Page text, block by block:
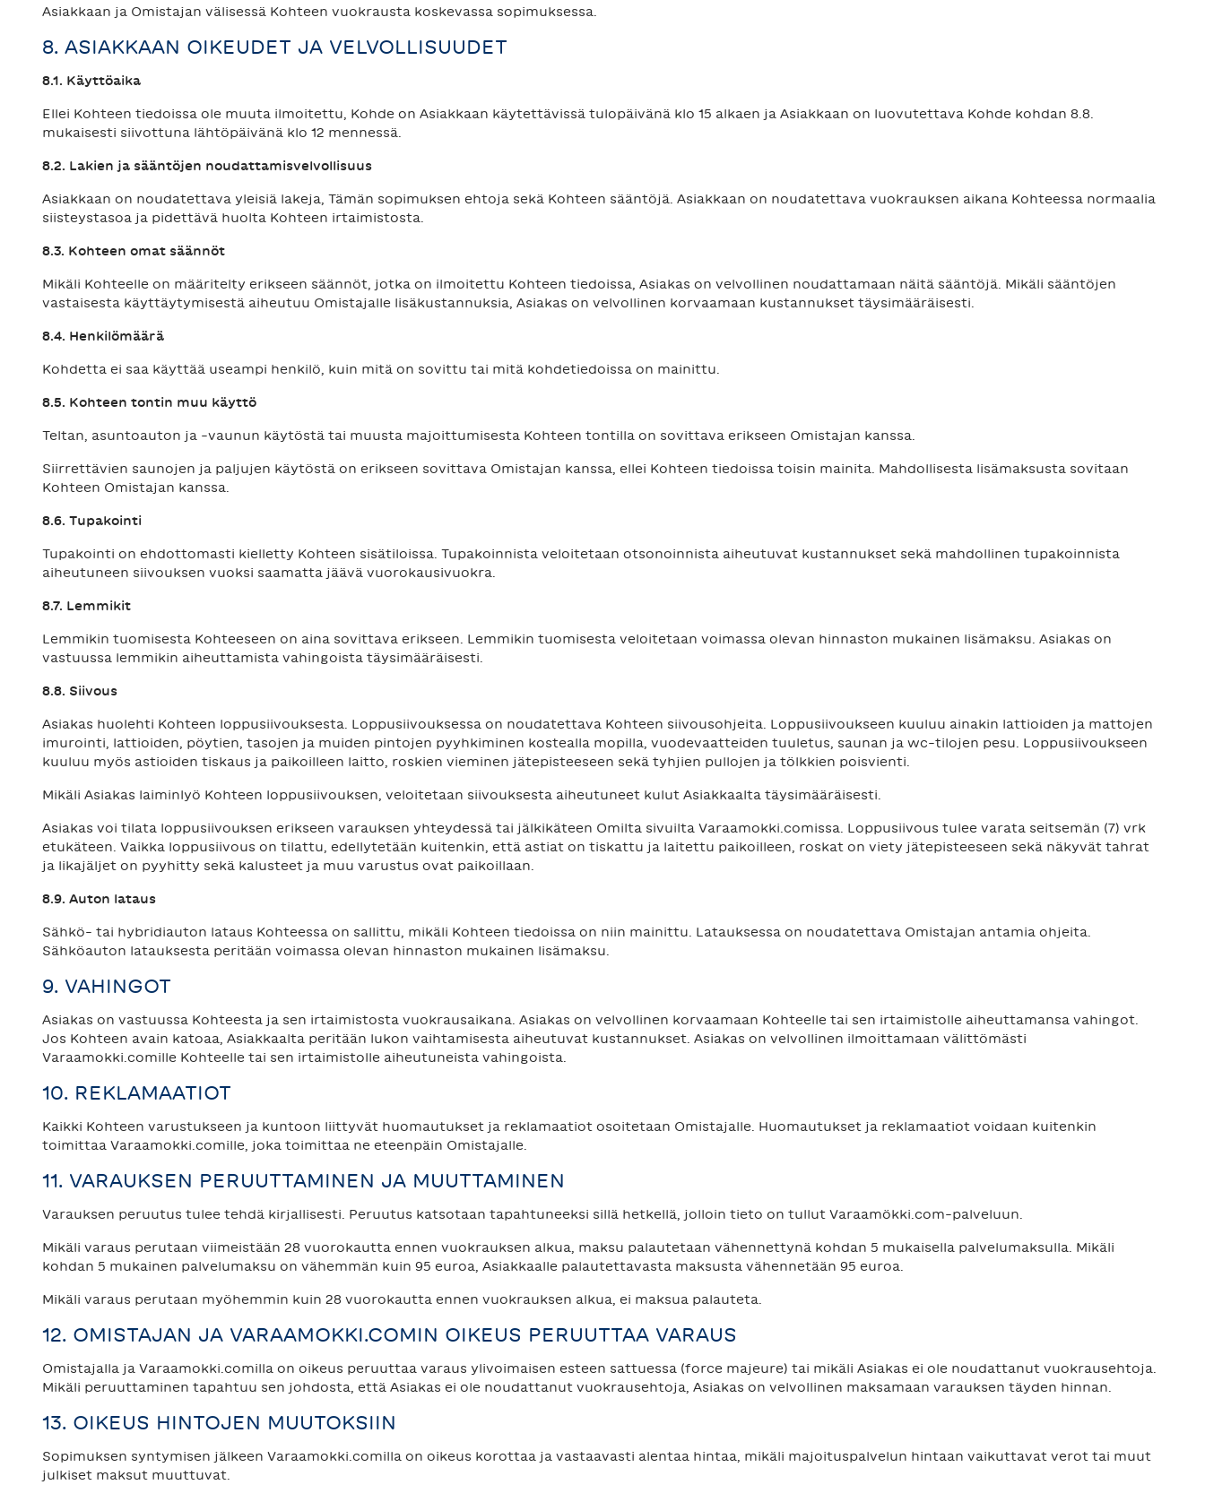
Asiakkaan ja Omistajan välisessä Kohteen vuokrausta koskevassa sopimuksessa.
8. ASIAKKAAN OIKEUDET JA VELVOLLISUUDET
8.1. Käyttöaika
Ellei Kohteen tiedoissa ole muuta ilmoitettu, Kohde on Asiakkaan käytettävissä tulopäivänä klo 15 alkaen ja Asiakkaan on luovutettava Kohde kohdan 8.8.
mukaisesti siivottuna lähtöpäivänä klo 12 mennessä.
8.2. Lakien ja sääntöjen noudattamisvelvollisuus
Asiakkaan on noudatettava yleisiä lakeja, Tämän sopimuksen ehtoja sekä Kohteen sääntöjä. Asiakkaan on noudatettava vuokrauksen aikana Kohteessa normaalia
siisteystasoa ja pidettävä huolta Kohteen irtaimistosta.
8.3. Kohteen omat säännöt
Mikäli Kohteelle on määritelty erikseen säännöt, jotka on ilmoitettu Kohteen tiedoissa, Asiakas on velvollinen noudattamaan näitä sääntöjä. Mikäli sääntöjen
vastaisesta käyttäytymisestä aiheutuu Omistajalle lisäkustannuksia, Asiakas on velvollinen korvaamaan kustannukset täysimääräisesti.
8.4. Henkilömäärä
Kohdetta ei saa käyttää useampi henkilö, kuin mitä on sovittu tai mitä kohdetiedoissa on mainittu.
8.5. Kohteen tontin muu käyttö
Teltan, asuntoauton ja -vaunun käytöstä tai muusta majoittumisesta Kohteen tontilla on sovittava erikseen Omistajan kanssa.
Siirrettävien saunojen ja paljujen käytöstä on erikseen sovittava Omistajan kanssa, ellei Kohteen tiedoissa toisin mainita. Mahdollisesta lisämaksusta sovitaan
Kohteen Omistajan kanssa.
8.6. Tupakointi
Tupakointi on ehdottomasti kielletty Kohteen sisätiloissa. Tupakoinnista veloitetaan otsonoinnista aiheutuvat kustannukset sekä mahdollinen tupakoinnista
aiheutuneen siivouksen vuoksi saamatta jäävä vuorokausivuokra.
8.7. Lemmikit
Lemmikin tuomisesta Kohteeseen on aina sovittava erikseen. Lemmikin tuomisesta veloitetaan voimassa olevan hinnaston mukainen lisämaksu. Asiakas on
vastuussa lemmikin aiheuttamista vahingoista täysimääräisesti.
8.8. Siivous
Asiakas huolehti Kohteen loppusiivouksesta. Loppusiivouksessa on noudatettava Kohteen siivousohjeita. Loppusiivoukseen kuuluu ainakin lattioiden ja mattojen
imurointi, lattioiden, pöytien, tasojen ja muiden pintojen pyyhkiminen kostealla mopilla, vuodevaatteiden tuuletus, saunan ja wc-tilojen pesu. Loppusiivoukseen
kuuluu myös astioiden tiskaus ja paikoilleen laitto, roskien vieminen jätepisteeseen sekä tyhjien pullojen ja tölkkien poisvienti.
Mikäli Asiakas laiminlyö Kohteen loppusiivouksen, veloitetaan siivouksesta aiheutuneet kulut Asiakkaalta täysimääräisesti.
Asiakas voi tilata loppusiivouksen erikseen varauksen yhteydessä tai jälkikäteen Omilta sivuilta Varaamokki.comissa. Loppusiivous tulee varata seitsemän (7) vrk
etukäteen. Vaikka loppusiivous on tilattu, edellytetään kuitenkin, että astiat on tiskattu ja laitettu paikoilleen, roskat on viety jätepisteeseen sekä näkyvät tahrat
ja likajäljet on pyyhitty sekä kalusteet ja muu varustus ovat paikoillaan.
8.9. Auton lataus
Sähkö- tai hybridiauton lataus Kohteessa on sallittu, mikäli Kohteen tiedoissa on niin mainittu. Latauksessa on noudatettava Omistajan antamia ohjeita.
Sähköauton latauksesta peritään voimassa olevan hinnaston mukainen lisämaksu.
9. VAHINGOT
Asiakas on vastuussa Kohteesta ja sen irtaimistosta vuokrausaikana. Asiakas on velvollinen korvaamaan Kohteelle tai sen irtaimistolle aiheuttamansa vahingot.
Jos Kohteen avain katoaa, Asiakkaalta peritään lukon vaihtamisesta aiheutuvat kustannukset. Asiakas on velvollinen ilmoittamaan välittömästi
Varaamokki.comille Kohteelle tai sen irtaimistolle aiheutuneista vahingoista.
10. REKLAMAATIOT
Kaikki Kohteen varustukseen ja kuntoon liittyvät huomautukset ja reklamaatiot osoitetaan Omistajalle. Huomautukset ja reklamaatiot voidaan kuitenkin
toimittaa Varaamokki.comille, joka toimittaa ne eteenpäin Omistajalle.
11. VARAUKSEN PERUUTTAMINEN JA MUUTTAMINEN
Varauksen peruutus tulee tehdä kirjallisesti. Peruutus katsotaan tapahtuneeksi sillä hetkellä, jolloin tieto on tullut Varaamökki.com-palveluun.
Mikäli varaus perutaan viimeistään 28 vuorokautta ennen vuokrauksen alkua, maksu palautetaan vähennettynä kohdan 5 mukaisella palvelumaksulla. Mikäli
kohdan 5 mukainen palvelumaksu on vähemmän kuin 95 euroa, Asiakkaalle palautettavasta maksusta vähennetään 95 euroa.
Mikäli varaus perutaan myöhemmin kuin 28 vuorokautta ennen vuokrauksen alkua, ei maksua palauteta.
12. OMISTAJAN JA VARAAMOKKI.COMIN OIKEUS PERUUTTAA VARAUS
Omistajalla ja Varaamokki.comilla on oikeus peruuttaa varaus ylivoimaisen esteen sattuessa (force majeure) tai mikäli Asiakas ei ole noudattanut vuokrausehtoja.
Mikäli peruuttaminen tapahtuu sen johdosta, että Asiakas ei ole noudattanut vuokrausehtoja, Asiakas on velvollinen maksamaan varauksen täyden hinnan.
13. OIKEUS HINTOJEN MUUTOKSIIN
Sopimuksen syntymisen jälkeen Varaamokki.comilla on oikeus korottaa ja vastaavasti alentaa hintaa, mikäli majoituspalvelun hintaan vaikuttavat verot tai muut
julkiset maksut muuttuvat.